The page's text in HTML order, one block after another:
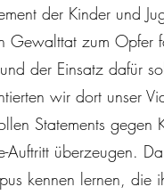
der Kinder und
Gewalttat zum Opfer
der Einsatz dafür
wir dort unser
Statements gegen
Auftritt überzeugen.
kennen lernen, die